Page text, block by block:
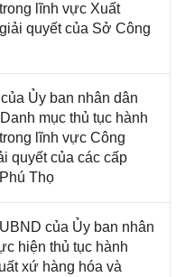
lĩnh vực Xuất
quyết của Sở Công
Ủy ban nhân dân
mục thủ tục hành
lĩnh vực Công
quyết của các cấp
Thọ
của Ủy ban nhân
hiện thủ tục hành
xứ hàng hóa và